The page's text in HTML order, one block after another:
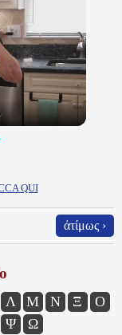
QUI
ἀτίμως ›
Λ Μ Ν Ξ
Ο
Ψ Ω